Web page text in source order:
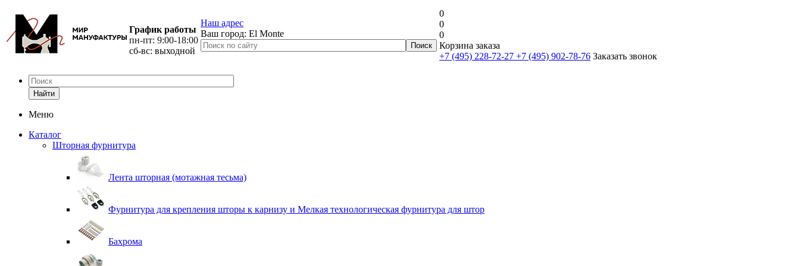
График работы
пн-пт: 9:00-18:00
сб-вс: выходной
Наш адрес
Ваш город: El Monte
0
0
0
Корзина заказа
+7 (495) 228-72-27 +7 (495) 902-78-76 Заказать звонок
Найти
Меню
Каталог
Шторная фурнитура
Лента шторная (мотажная тесьма)
Фурнитура для крепления шторы к карнизу и Мелкая технологическая фурнитура для штор
Бахрома